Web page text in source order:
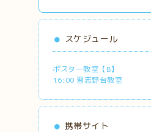
スケジュール
ポスター教室【B】
16:00 習志野台教室
携帯サイト